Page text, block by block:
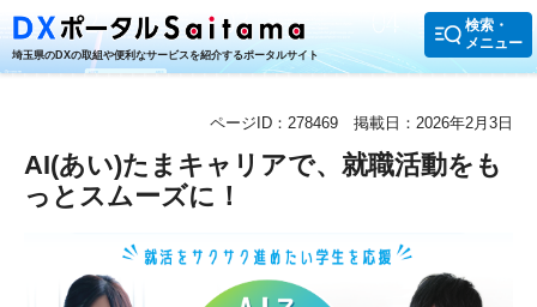
埼玉県のDXの取組や便利なサービスを紹介するポータルサイト
検索・
メニュー
ページID：278469 掲載日：2026年2月3日
AI(あい)たまキャリアで、就職活動をも
っとスムーズに！